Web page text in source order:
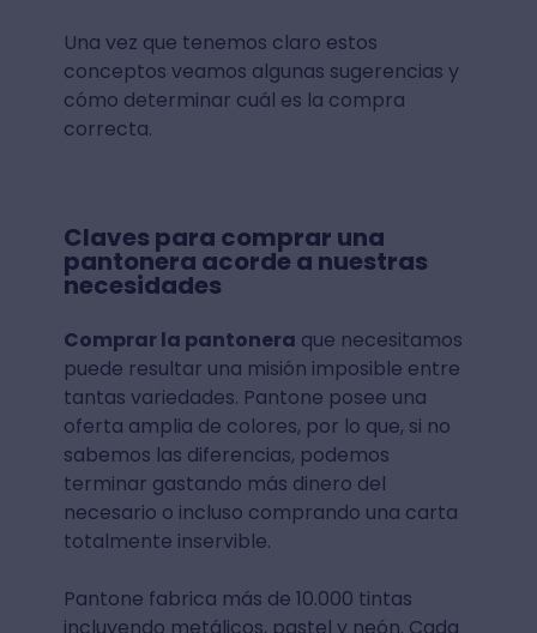
Una vez que tenemos claro estos
conceptos veamos algunas sugerencias y
cómo determinar cuál es la compra
correcta.
Claves para comprar una
pantonera acorde a nuestras
necesidades
Comprar la pantonera que necesitamos
puede resultar una misión imposible entre
tantas variedades. Pantone posee una
oferta amplia de colores, por lo que, si no
sabemos las diferencias, podemos
terminar gastando más dinero del
necesario o incluso comprando una carta
totalmente inservible.
Pantone fabrica más de 10.000 tintas